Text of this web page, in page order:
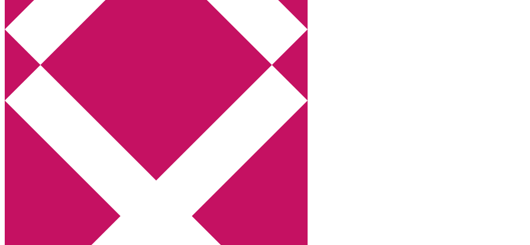
Annikas litteratur- och kulturblogg
Deckare, kriminalromaner, thrillers
Hem
Boktolva
Författarfemman
Kontakt
Webbshop Amazon